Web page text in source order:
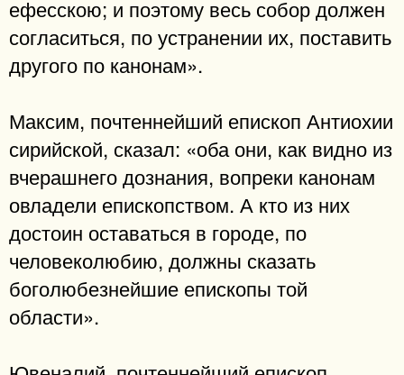
ефесскою; и поэтому весь собор должен
согласиться, по устранении их, поставить
другого по канонам».
Максим, почтеннейший епископ Антиохии
сирийской, сказал: «оба они, как видно из
вчерашнего дознания, вопреки канонам
овладели епископством. А кто из них
достоин оставаться в городе, по
человеколюбию, должны сказать
боголюбезнейшие епископы той
области».